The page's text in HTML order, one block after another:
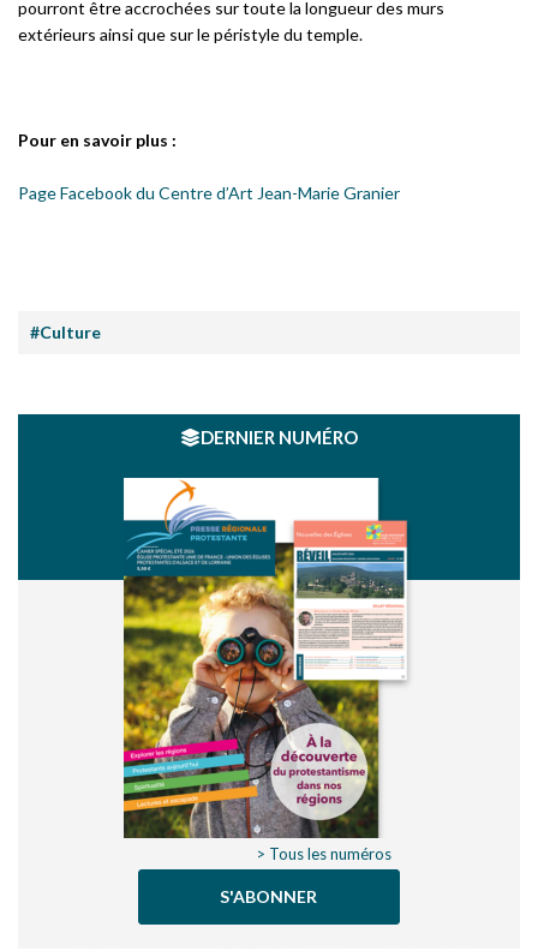
pourront être accrochées sur toute la longueur des murs
extérieurs ainsi que sur le péristyle du temple.
Pour en savoir plus :
Page Facebook du Centre d’Art Jean-Marie Granier
#Culture
DERNIER NUMÉRO
> Tous les numéros
S'ABONNER